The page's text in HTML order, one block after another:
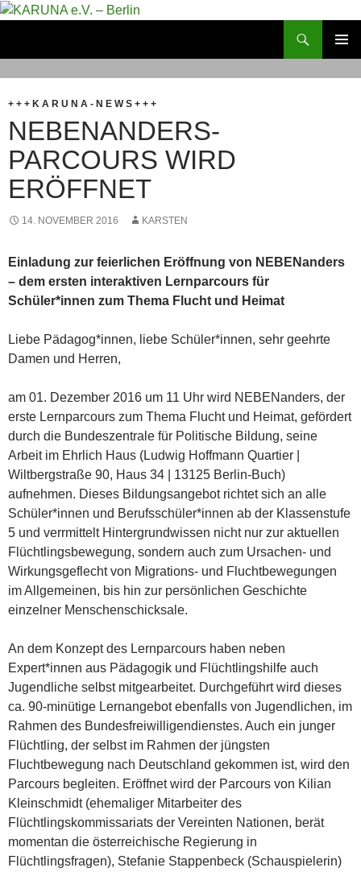
Zum
+ + + K A R U N A - N E W S + + +
NEBENANDERS-
PARCOURS WIRD
ERÖFFNET
14. NOVEMBER 2016 KARSTEN
Einladung zur feierlichen Eröffnung von NEBENanders
– dem ersten interaktiven Lernparcours für
Schüler*innen zum Thema Flucht und Heimat
Liebe Pädagog*innen, liebe Schüler*innen, sehr geehrte
Damen und Herren,
am 01. Dezember 2016 um 11 Uhr wird NEBENanders, der
erste Lernparcours zum Thema Flucht und Heimat, gefördert
durch die Bundeszentrale für Politische Bildung, seine
Arbeit im Ehrlich Haus (Ludwig Hoffmann Quartier |
Wiltbergstraße 90, Haus 34 | 13125 Berlin-Buch)
aufnehmen. Dieses Bildungsangebot richtet sich an alle
Schüler*innen und Berufsschüler*innen ab der Klassenstufe
5 und verrmittelt Hintergrundwissen nicht nur zur aktuellen
Flüchtlingsbewegung, sondern auch zum Ursachen- und
Wirkungsgeflecht von Migrations- und Fluchtbewegungen
im Allgemeinen, bis hin zur persönlichen Geschichte
einzelner Menschenschicksale.
An dem Konzept des Lernparcours haben neben
Expert*innen aus Pädagogik und Flüchtlingshilfe auch
Jugendliche selbst mitgearbeitet. Durchgeführt wird dieses
ca. 90-minütige Lernangebot ebenfalls von Jugendlichen, im
Rahmen des Bundesfreiwilligendienstes. Auch ein junger
Flüchtling, der selbst im Rahmen der jüngsten
Fluchtbewegung nach Deutschland gekommen ist, wird den
Parcours begleiten. Eröffnet wird der Parcours von Kilian
Kleinschmidt (ehemaliger Mitarbeiter des
Flüchtlingskommissariats der Vereinten Nationen, berät
momentan die österreichische Regierung in
Flüchtlingsfragen), Stefanie Stappenbeck (Schauspielerin)